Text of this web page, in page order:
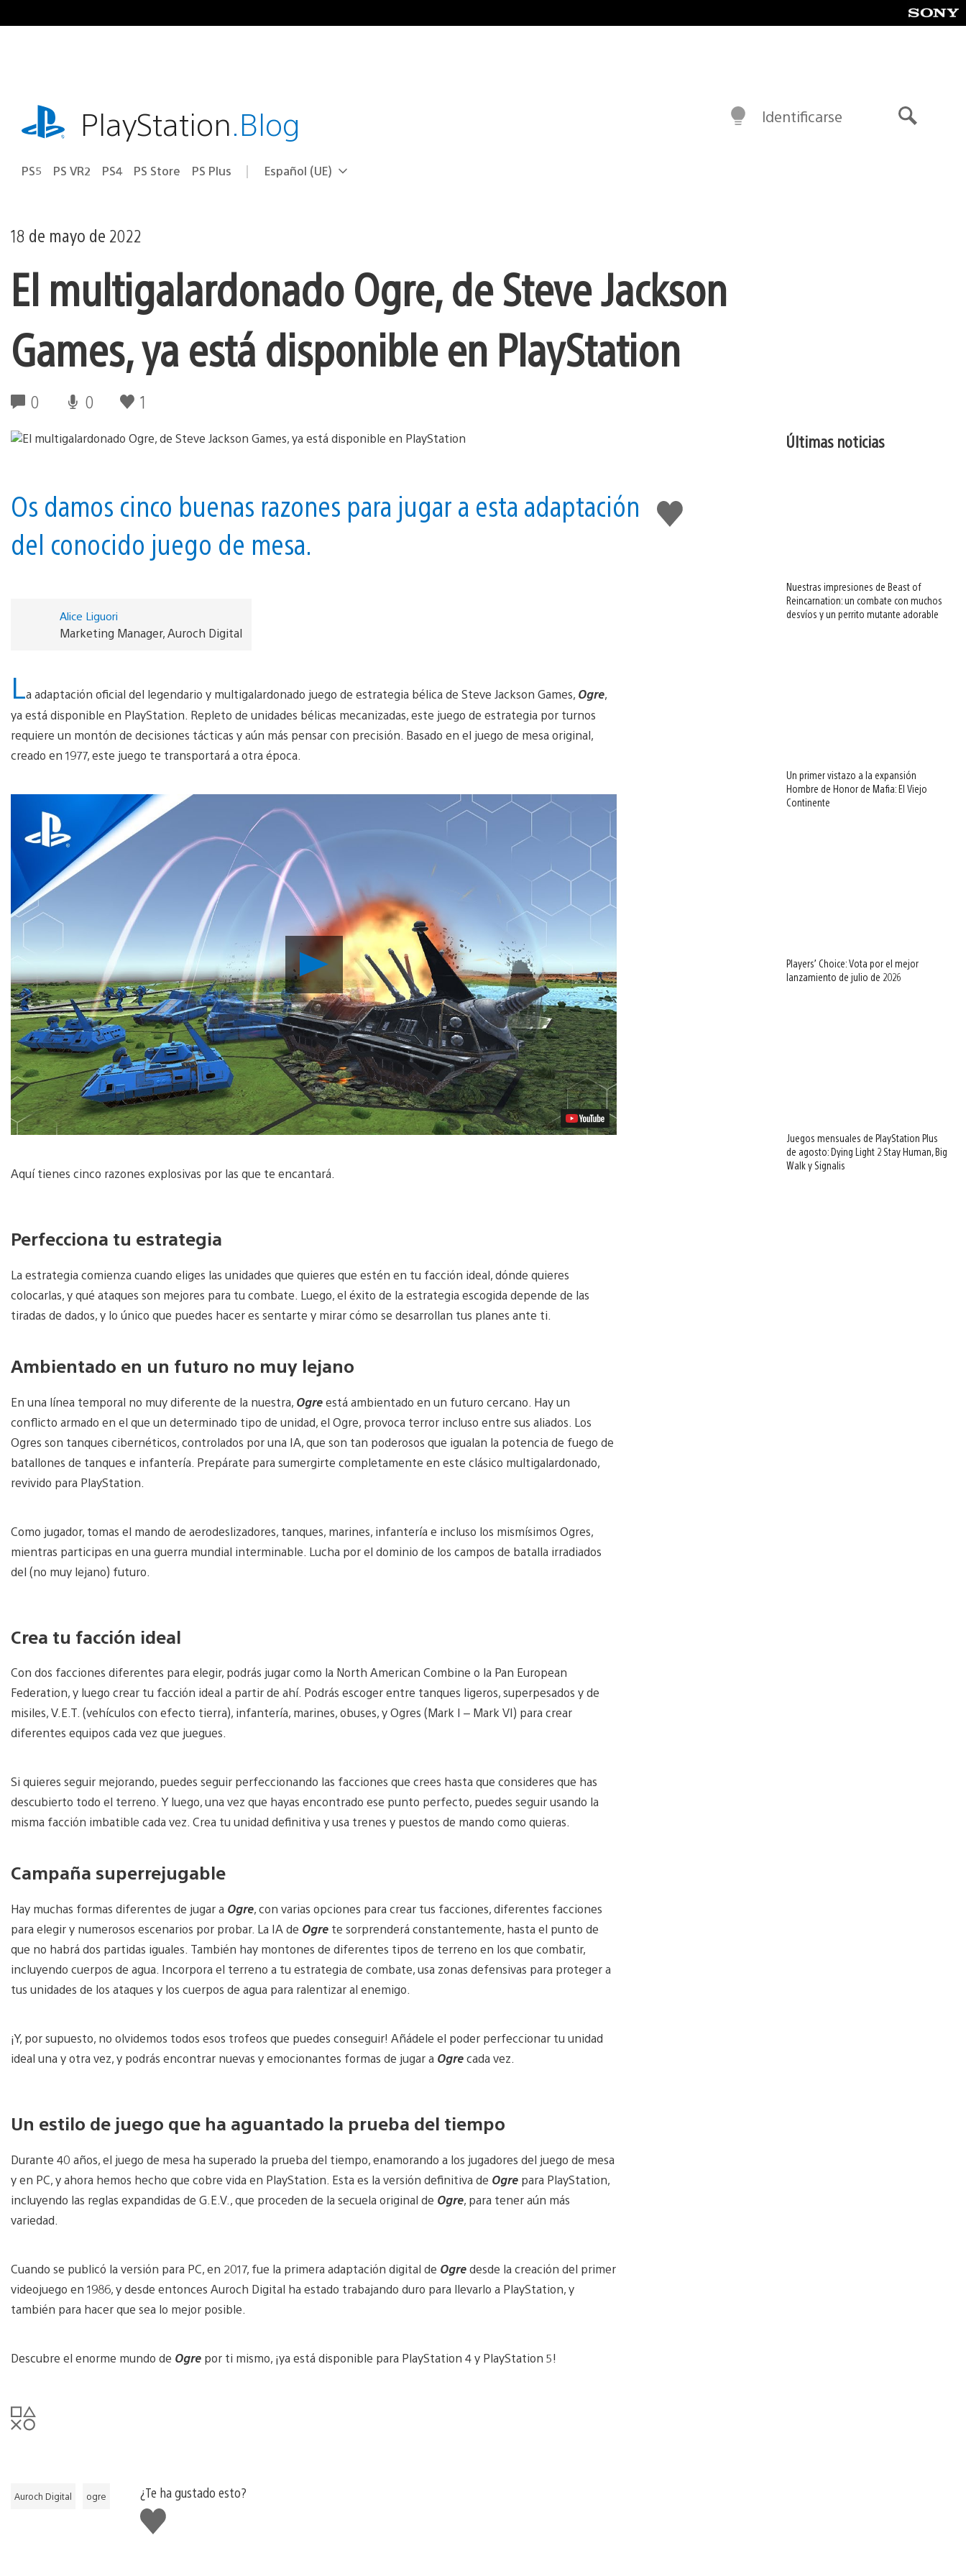
al
playstation.comPlayStation.Blog
PS5 PS VR2 PS4 PS Store PS Plus Selecciona
Región
Español (UE)
Identificarse
18 de mayo de 2022
El multigalardonado Ogre, de Steve Jackson
Games, ya está disponible en PlayStation
0 0 1
Me
gusta
esto
Os damos cinco buenas razones para jugar a esta adaptación
del conocido juego de mesa.
Alice Liguori
Marketing Manager, Auroch Digital
La adaptación oficial del legendario y multigalardonado juego de estrategia bélica de Steve Jackson Games, Ogre,
ya está disponible en PlayStation. Repleto de unidades bélicas mecanizadas, este juego de estrategia por turnos
requiere un montón de decisiones tácticas y aún más pensar con precisión. Basado en el juego de mesa original,
creado en 1977, este juego te transportará a otra época.
Reproducir
vídeo
Aquí tienes cinco razones explosivas por las que te encantará.
Perfecciona tu estrategia
La estrategia comienza cuando eliges las unidades que quieres que estén en tu facción ideal, dónde quieres
colocarlas, y qué ataques son mejores para tu combate. Luego, el éxito de la estrategia escogida depende de las
tiradas de dados, y lo único que puedes hacer es sentarte y mirar cómo se desarrollan tus planes ante ti.
Ambientado en un futuro no muy lejano
En una línea temporal no muy diferente de la nuestra, Ogreestá ambientado en un futuro cercano. Hay un
conflicto armado en el que un determinado tipo de unidad, el Ogre, provoca terror incluso entre sus aliados. Los
Ogres son tanques cibernéticos, controlados por una IA, que son tan poderosos que igualan la potencia de fuego de
batallones de tanques e infantería. Prepárate para sumergirte completamente en este clásico multigalardonado,
revivido para PlayStation.
Como jugador, tomas el mando de aerodeslizadores, tanques, marines, infantería e incluso los mismísimos Ogres,
mientras participas en una guerra mundial interminable. Lucha por el dominio de los campos de batalla irradiados
del (no muy lejano) futuro.
Crea tu facción ideal
Con dos facciones diferentes para elegir, podrás jugar como la North American Combine o la Pan European
Federation, y luego crear tu facción ideal a partir de ahí. Podrás escoger entre tanques ligeros, superpesados y de
misiles, V.E.T. (vehículos con efecto tierra), infantería, marines, obuses, y Ogres (Mark I – Mark VI) para crear
diferentes equipos cada vez que juegues.
Si quieres seguir mejorando, puedes seguir perfeccionando las facciones que crees hasta que consideres que has
descubierto todo el terreno. Y luego, una vez que hayas encontrado ese punto perfecto, puedes seguir usando la
misma facción imbatible cada vez. Crea tu unidad definitiva y usa trenes y puestos de mando como quieras.
Campaña superrejugable
Hay muchas formas diferentes de jugar a Ogre, con varias opciones para crear tus facciones, diferentes facciones
para elegir y numerosos escenarios por probar. La IA de Ogre te sorprenderá constantemente, hasta el punto de
que no habrá dos partidas iguales. También hay montones de diferentes tipos de terreno en los que combatir,
incluyendo cuerpos de agua. Incorpora el terreno a tu estrategia de combate, usa zonas defensivas para proteger a
tus unidades de los ataques y los cuerpos de agua para ralentizar al enemigo.
¡Y, por supuesto, no olvidemos todos esos trofeos que puedes conseguir! Añádele el poder perfeccionar tu unidad
ideal una y otra vez, y podrás encontrar nuevas y emocionantes formas de jugar a Ogrecada vez.
Un estilo de juego que ha aguantado la prueba del tiempo
Durante 40 años, el juego de mesa ha superado la prueba del tiempo, enamorando a los jugadores del juego de mesa
y en PC, y ahora hemos hecho que cobre vida en PlayStation. Esta es la versión definitiva de Ogre para PlayStation,
incluyendo las reglas expandidas de G.E.V., que proceden de la secuela original de Ogre, para tener aún más
variedad.
Cuando se publicó la versión para PC, en 2017, fue la primera adaptación digital de Ogredesde la creación del primer
videojuego en 1986, y desde entonces Auroch Digital ha estado trabajando duro para llevarlo a PlayStation, y
también para hacer que sea lo mejor posible.
Descubre el enorme mundo de Ogre por ti mismo, ¡ya está disponible para PlayStation 4 y PlayStation 5!
Auroch Digital ogre
¿Te ha gustado esto?
Me
gusta
esto
Últimas noticias
Nuestras impresiones de Beast of
Reincarnation: un combate con muchos
desvíos y un perrito mutante adorable
Un primer vistazo a la expansión
Hombre de Honor de Mafia: El Viejo
Continente
Players’ Choice: Vota por el mejor
lanzamiento de julio de 2026
Juegos mensuales de PlayStation Plus
de agosto: Dying Light 2 Stay Human, Big
Walk y Signalis